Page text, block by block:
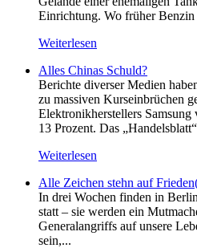
Einrichtung. Wo früher
Weiterlesen
Alles Chinas Schuld?
Berichte diverser Medien
zu massiven Kurseinbrüchen
Elektronikherstellers Samsung
13 Prozent. Das
Weiterlesen
Alle Zeichen stehn auf
In drei Wochen finden in
statt – sie werden ein
Generalangriffs auf unsere
sein,...